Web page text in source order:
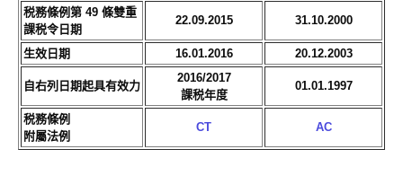
税務條例第 49 條雙重
課税令日期
22.09.2015 31.10.2000
生效日期 16.01.2016 20.12.2003
自右列日期起具有效力
2016/2017
課税年度
01.01.1997
税務條例
附屬法例
CT AC